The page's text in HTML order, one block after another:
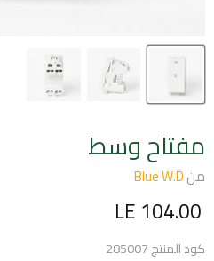
مفتاح وسط
منBlue W.D
السعر الحالي
LE 104.00
كود المنتج285007